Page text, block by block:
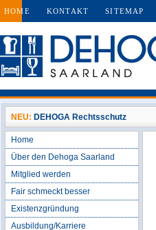
HOME KONTAKT SITEMAP
NEU: DEHOGA Rechtsschutz
Home
Über den Dehoga Saarland
Mitglied werden
Fair schmeckt besser
Existenzgründung
Ausbildung/Karriere